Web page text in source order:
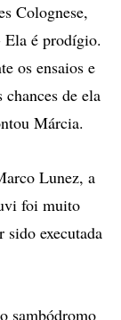
Colognese,
Ela é prodígio.
os ensaios e
de ela
Márcia.
Lunez, a
foi muito
sido executada
sambódromo